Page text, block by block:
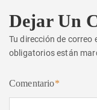
Dejar Un
Tu dirección de correo
obligatorios están
Comentario*